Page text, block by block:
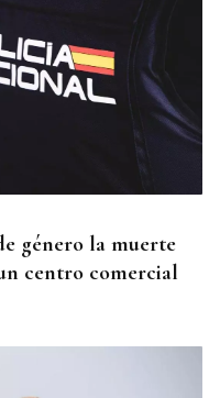
género la muerte
centro comercial